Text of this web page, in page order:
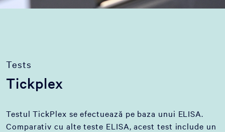
Tests
Tickplex
Testul TickPlex se efectuează pe baza unui ELISA.
Comparativ cu alte teste ELISA, acest test include un